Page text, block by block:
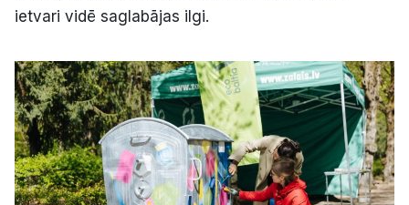
ietvari vidē saglabājas ilgi.